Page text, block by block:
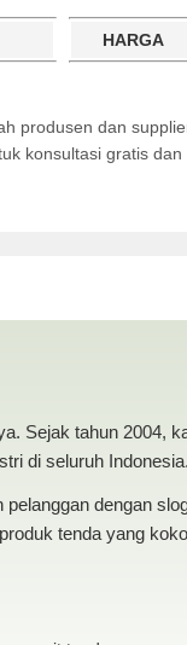
HARGA
produsen dan
konsultasi gratis dan
Sejak tahun 2004,
di seluruh Indonesia.
dengan
tenda yang